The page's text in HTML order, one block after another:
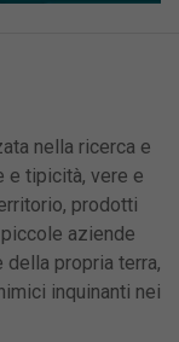
nella ricerca e
e tipicità, vere e
prodotti
aziende
propria terra,
inquinanti nei